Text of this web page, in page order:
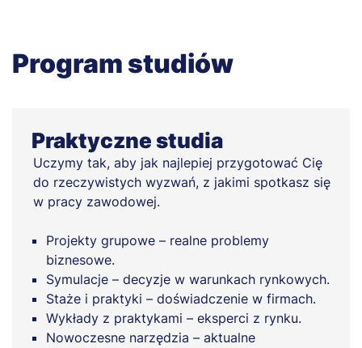
Program studiów
Praktyczne studia
Uczymy tak, aby jak najlepiej przygotować Cię
do rzeczywistych wyzwań, z jakimi spotkasz się
w pracy zawodowej.
Projekty grupowe – realne problemy
biznesowe.
Symulacje – decyzje w warunkach rynkowych.
Staże i praktyki – doświadczenie w firmach.
Wykłady z praktykami – eksperci z rynku.
Nowoczesne narzędzia – aktualne